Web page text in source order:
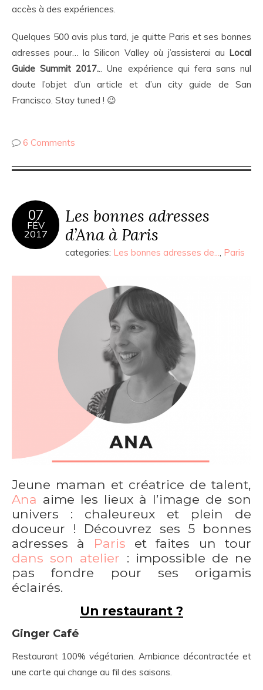
accès à des expériences.
Quelques 500 avis plus tard, je quitte Paris et ses bonnes
adresses pour… la Silicon Valley où j’assisterai au Local
Guide Summit 2017... Une expérience qui fera sans nul
doute l’objet d’un article et d’un city guide de San
Francisco. Stay tuned ! 😉
6 Comments
07
FÉV
2017
Les bonnes adresses
d’Ana à Paris
categories: Les bonnes adresses de..., Paris
Jeune maman et créatrice de talent,
Ana aime les lieux à l’image de son
univers : chaleureux et plein de
douceur ! Découvrez ses 5 bonnes
adresses à Paris et faites un tour
dans son atelier : impossible de ne
pas fondre pour ses origamis
éclairés.
Un restaurant ?
Ginger Café
Restaurant 100% végétarien. Ambiance décontractée et
une carte qui change au fil des saisons.